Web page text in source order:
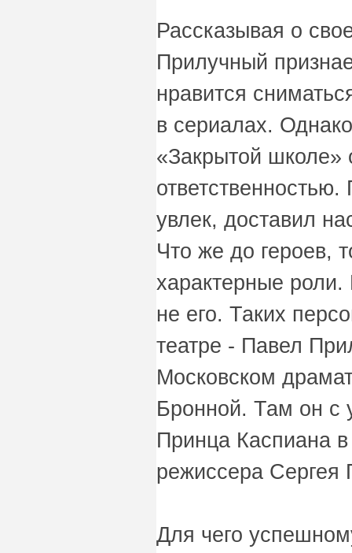
Рассказывая о
Прилучный
нравится
в сериалах.
«Закрытой школе»
ответственностью.
увлек, доставил
Что же до героев,
характерные
не его. Таких
театре - Павел
Московском
Бронной. Там он с
Принца Каспиана
режиссера Сергея
Для чего